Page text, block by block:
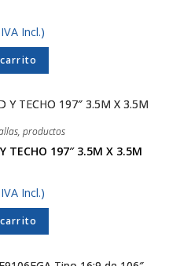
Incl.)
, productos
TECHO 197″ 3.5M X 3.5M
Incl.)